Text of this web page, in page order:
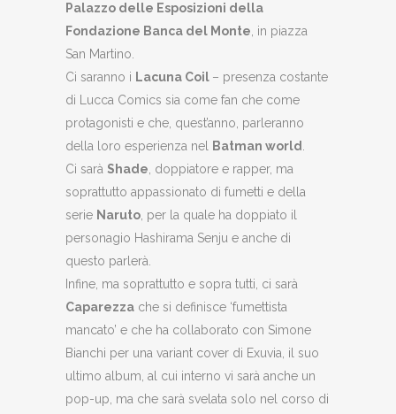
Palazzo delle Esposizioni della
Fondazione Banca del Monte, in piazza
San Martino.
Ci saranno i Lacuna Coil – presenza costante
di Lucca Comics sia come fan che come
protagonisti e che, quest’anno, parleranno
della loro esperienza nel Batman world.
Ci sarà Shade, doppiatore e rapper, ma
soprattutto appassionato di fumetti e della
serie Naruto, per la quale ha doppiato il
personagio Hashirama Senju e anche di
questo parlerà.
Infine, ma soprattutto e sopra tutti, ci sarà
Caparezza che si definisce ‘fumettista
mancato’ e che ha collaborato con Simone
Bianchi per una variant cover di Exuvia, il suo
ultimo album, al cui interno vi sarà anche un
pop-up, ma che sarà svelata solo nel corso di